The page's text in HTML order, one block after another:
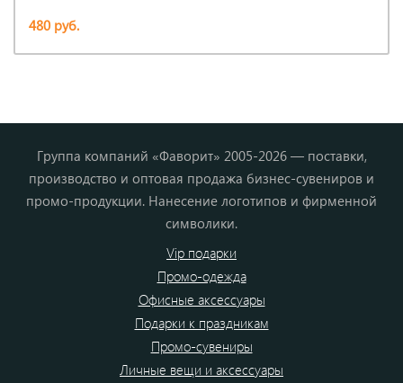
480 руб.
Группа компаний «Фаворит» 2005-2026 — поставки,
производство и оптовая продажа бизнес-сувениров и
промо-продукции. Нанесение логотипов и фирменной
символики.
Vip подарки
Промо-одежда
Офисные аксессуары
Подарки к праздникам
Промо-сувениры
Личные вещи и аксессуары